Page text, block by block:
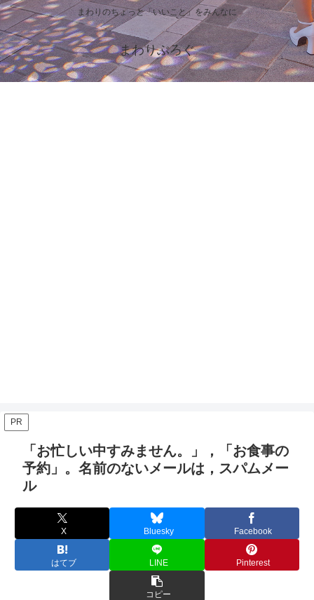
まわりのちょっと「いいこと」をみんなに
まわりぶろぐ
PR
「お忙しい中すみません。」，「お食事の
予約」。名前のないメールは，スパムメー
ル
X Bluesky Facebook
はてブ LINE Pinterest
コピー